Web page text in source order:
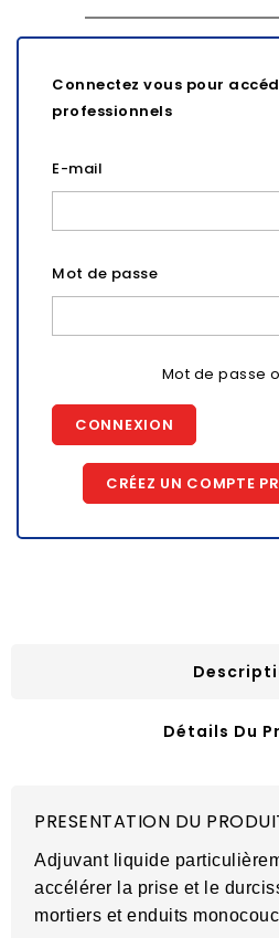
Connectez vous pour
professionnels
E-mail
Mot de passe
Mot de passe
CONNEXION
CRÉEZ UN COMPTE
Détails Du
PRESENTATION DU
Adjuvant liquide
accélérer la prise et le
mortiers et enduits